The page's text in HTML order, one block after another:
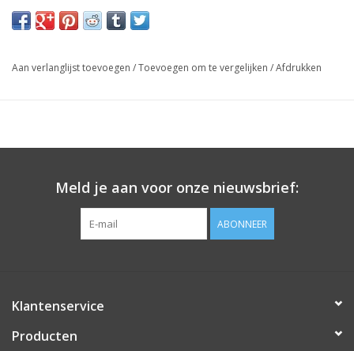
Aan verlanglijst toevoegen /Toevoegen om te vergelijken /Afdrukken
Meld je aan voor onze nieuwsbrief:
ABONNEER
Klantenservice
Producten